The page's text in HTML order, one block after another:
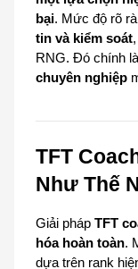
bại. Mức độ rõ
tin và kiểm soát
RNG. Đó chính
chuyên nghiệp
TFT
Như Thế
Giải pháp TFT
hóa hoàn toàn.
dựa trên rank